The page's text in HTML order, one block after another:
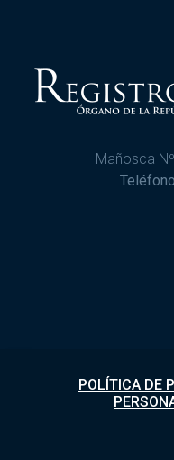
Mañosca
POLÍTICA DE